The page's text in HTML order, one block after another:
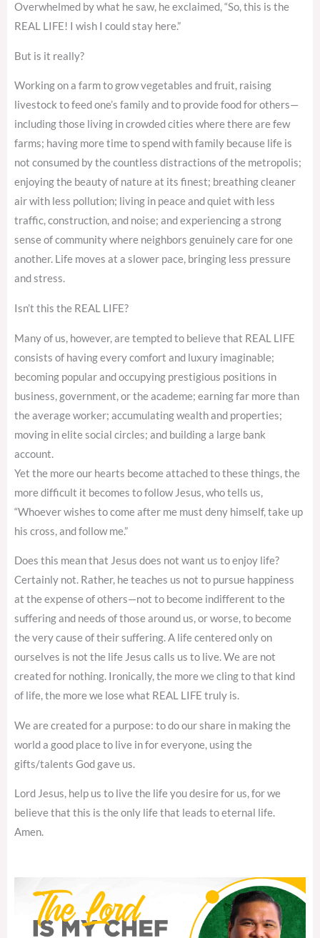
Overwhelmed by what he saw, he exclaimed, “So, this is the
REAL LIFE! I wish I could stay here.”
But is it really?
Working on a farm to grow vegetables and fruit, raising
livestock to feed one’s family and to provide food for others—
including those living in crowded cities where there are few
farms; having more time to spend with family because life is
not consumed by the countless distractions of the metropolis;
enjoying the beauty of nature at its finest; breathing cleaner
air with less pollution; living in peace and quiet with less
traffic, construction, and noise; and experiencing a strong
sense of community where neighbors genuinely care for one
another. Life moves at a slower pace, bringing less pressure
and stress.
Isn’t this the REAL LIFE?
Many of us, however, are tempted to believe that REAL LIFE
consists of having every comfort and luxury imaginable;
becoming popular and occupying prestigious positions in
business, government, or the academe; earning far more than
the average worker; accumulating wealth and properties;
moving in elite social circles; and building a large bank
account.
Yet the more our hearts become attached to these things, the
more difficult it becomes to follow Jesus, who tells us,
“Whoever wishes to come after me must deny himself, take up
his cross, and follow me.”
Does this mean that Jesus does not want us to enjoy life?
Certainly not. Rather, he teaches us not to pursue happiness
at the expense of others—not to become indifferent to the
suffering and needs of those around us, or worse, to become
the very cause of their suffering. A life centered only on
ourselves is not the life Jesus calls us to live. We are not
created for nothing. Ironically, the more we cling to that kind
of life, the more we lose what REAL LIFE truly is.
We are created for a purpose: to do our share in making the
world a good place to live in for everyone, using the
gifts/talents God gave us.
Lord Jesus, help us to live the life you desire for us, for we
believe that this is the only life that leads to eternal life.
Amen.